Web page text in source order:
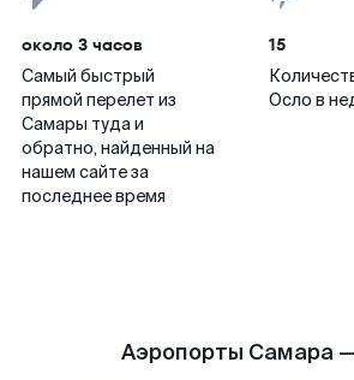
около 3 часов
Самый быстрый
прямой перелет из
Самары туда и
обратно, найденный на
нашем сайте за
последнее время
15
Осло в
Аэропорты Самара